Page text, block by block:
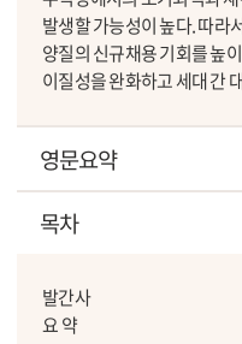
발생할 가능성이 높다. 따라
양질의 신규채용 기회를 높
이질성을 완화하고 세대 간
영문요약
목차
발간사
요 약